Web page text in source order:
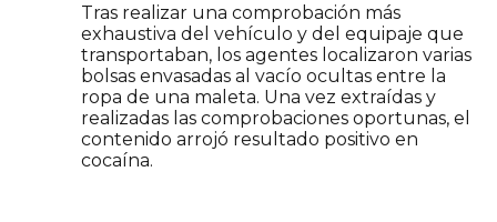
Tras realizar una comprobación más
exhaustiva del vehículo y del equipaje que
transportaban, los agentes localizaron varias
bolsas envasadas al vacío ocultas entre la
ropa de una maleta. Una vez extraídas y
realizadas las comprobaciones oportunas, el
contenido arrojó resultado positivo en
cocaína.